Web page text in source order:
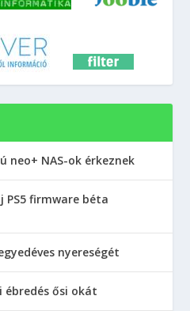
neo+ NAS-ok érkeznek
PS5 firmware béta
nyereségét
ősi okát